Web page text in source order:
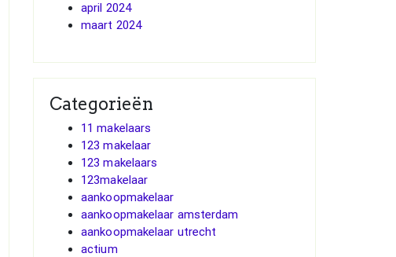
april 2024
maart 2024
Categorieën
11 makelaars
123 makelaar
123 makelaars
123makelaar
aankoopmakelaar
aankoopmakelaar amsterdam
aankoopmakelaar utrecht
actium